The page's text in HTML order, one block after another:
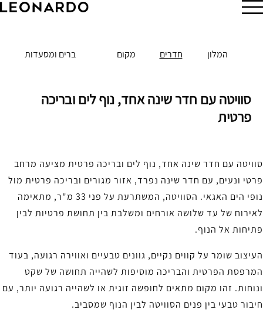
המלון חדרים מקום ברים ומסעדות
סוויטה עם חדר שינה אחד, נוף לים ובריכה
פרטית
סוויטה עם חדר שינה אחד, נוף לים ובריכה פרטית מציעה מרחב
פרטי ונעים, עם חדר שינה נפרד, אזור מגורים ובריכה פרטית מול
נופי הים האגאי. הסוויטה, המשתרעת על פני 33 מ"ר, מתאימה
לאירוח של עד שלושה אורחים ומשלבת בין תחושת פרטיות לבין
פתיחות אל הנוף.
העיצוב שומר על קווים נקיים, גוונים טבעיים ואווירה רגועה, בעוד
המרפסת הפרטית והבריכה מוסיפות לשהייה תחושה של שקט
ונוחות. זהו מקום מתאים לחופשה זוגית או לשהייה רגועה יותר, עם
חיבור טבעי בין פנים הסוויטה לבין הנוף שמסביב.